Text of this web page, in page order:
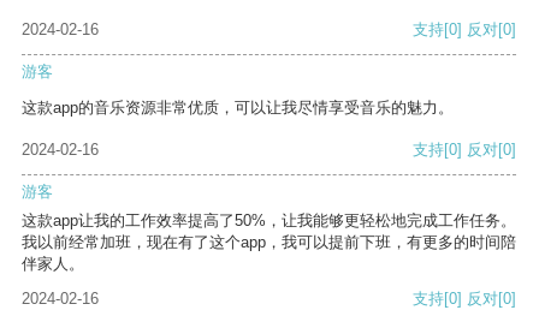
2024-02-16 支持[0] 反对[0]
游客
这款app的音乐资源非常优质，可以让我尽情享受音乐的魅力。
2024-02-16 支持[0] 反对[0]
游客
这款app让我的工作效率提高了50%，让我能够更轻松地完成工作任务。
我以前经常加班，现在有了这个app，我可以提前下班，有更多的时间陪
伴家人。
2024-02-16
支持[0] 反对[0]